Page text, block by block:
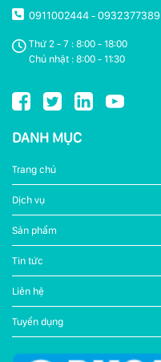
0911002444 - 0932377389
Thứ 2 - 7 : 8:00 - 18:00
Chủ nhật : 8:00 - 11:30
DANH MỤC
Trang chủ
Dịch vụ
Sản phẩm
Tin tức
Liên hệ
Tuyển dụng